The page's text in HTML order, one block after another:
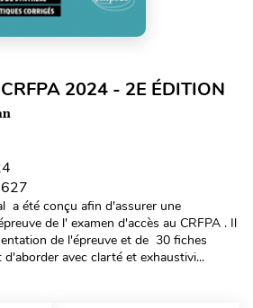
2024 - 2E ÉDITION
a été conçu afin d'assurer une
de l' examen d'accès au CRFPA . Il
de l'épreuve et de 30 fiches
avec clarté et exhaustivi...